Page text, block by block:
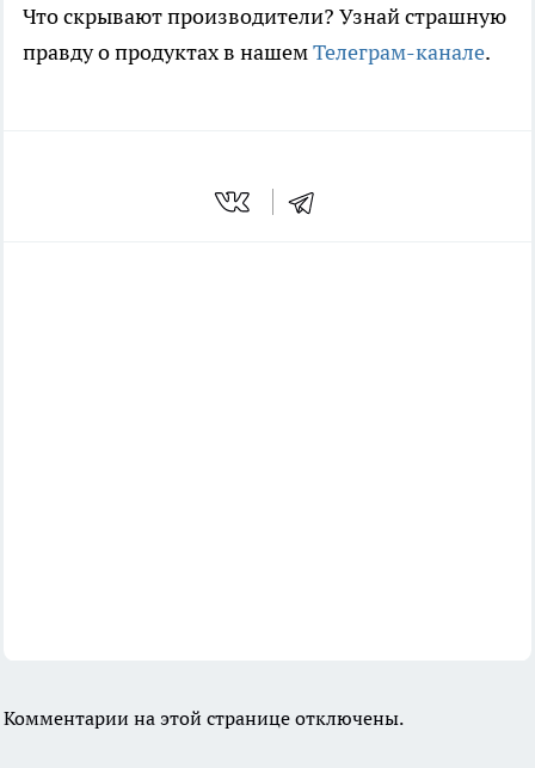
Что скрывают производители? Узнай страшную
правду о продуктах в нашемТелеграм-канале.
Комментарии на этой странице отключены.